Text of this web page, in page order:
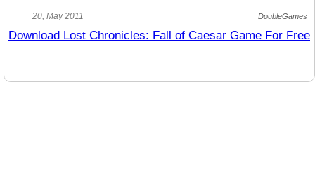
Es scheint, dass unser Interesse an Caesars Leben und Charakter nie
Caesar” ist der frischeste Vermerk über diesen berühmten Feldherren. Die
benutzen, der in 40 Sekunden auflädt. Die Mini-Spiele sind manchmal leicht,
20, May 2011 DoubleGames
Download Lost Chronicles: Fall of Caesar Game For Free